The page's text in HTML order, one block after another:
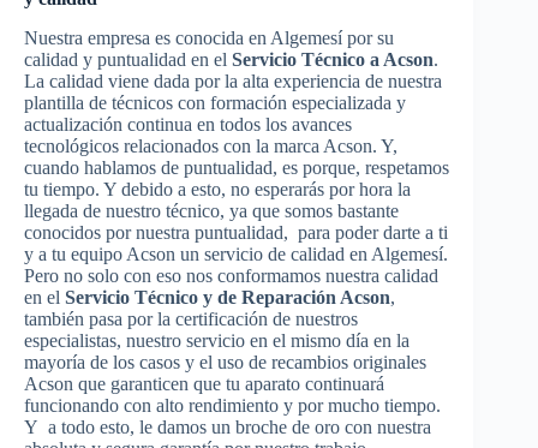
Nuestra empresa es conocida en Algemesí por su
calidad y puntualidad en el Servicio Técnico a Acson.
La calidad viene dada por la alta experiencia de nuestra
plantilla de técnicos con formación especializada y
actualización continua en todos los avances
tecnológicos relacionados con la marca Acson. Y,
cuando hablamos de puntualidad, es porque, respetamos
tu tiempo. Y debido a esto, no esperarás por hora la
llegada de nuestro técnico, ya que somos bastante
conocidos por nuestra puntualidad, para poder darte a ti
y a tu equipo Acson un servicio de calidad en Algemesí.
Pero no solo con eso nos conformamos nuestra calidad
en el Servicio Técnico y de Reparación Acson,
también pasa por la certificación de nuestros
especialistas, nuestro servicio en el mismo día en la
mayoría de los casos y el uso de recambios originales
Acson que garanticen que tu aparato continuará
funcionando con alto rendimiento y por mucho tiempo.
Y a todo esto, le damos un broche de oro con nuestra